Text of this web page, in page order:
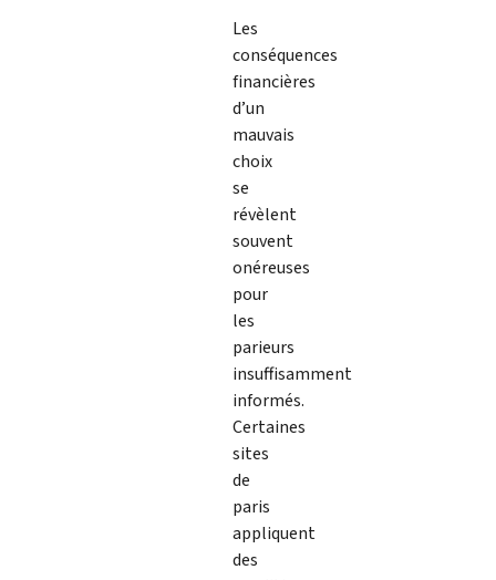
Les
conséquences
financières
d’un
mauvais
choix
se
révèlent
souvent
onéreuses
pour
les
parieurs
insuffisamment
informés.
Certaines
sites
de
paris
appliquent
des